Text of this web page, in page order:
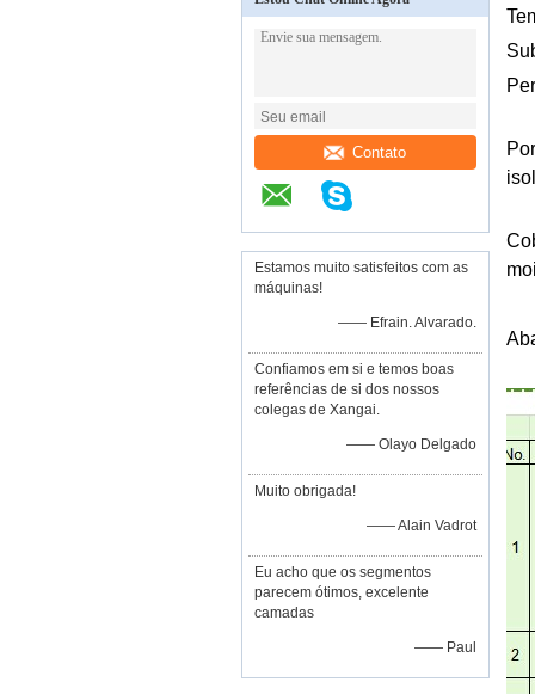
Contato
Estamos muito satisfeitos com as
máquinas!
—— Efrain. Alvarado.
Confiamos em si e temos boas
referências de si dos nossos
colegas de Xangai.
—— Olayo Delgado
Muito obrigada!
—— Alain Vadrot
Eu acho que os segmentos
parecem ótimos, excelente
camadas
—— Paul